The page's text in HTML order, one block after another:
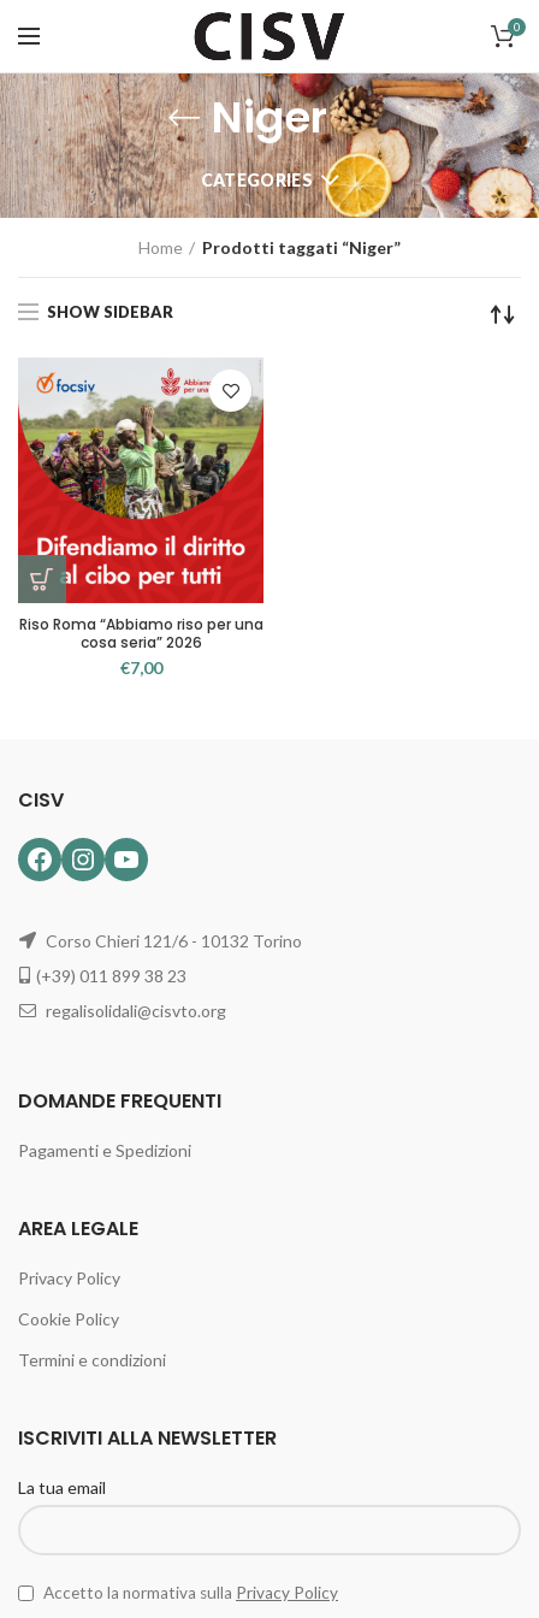
0
Niger
CATEGORIES
Home Prodotti taggati “Niger”
SHOW SIDEBAR
Riso Roma “Abbiamo riso per una
cosa seria” 2026
€7,00
CISV
Facebook
Instagram
YouTube
Corso Chieri 121/6 - 10132 Torino
(+39) 011 899 38 23
regalisolidali@cisvto.org
DOMANDE FREQUENTI
Pagamenti e Spedizioni
AREA LEGALE
Privacy Policy
Cookie Policy
Termini e condizioni
ISCRIVITI ALLA NEWSLETTER
La tua email
Accetto la normativa sulla Privacy Policy